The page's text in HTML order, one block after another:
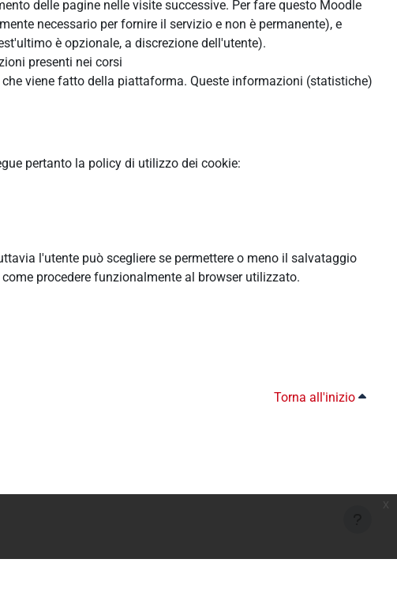
delle pagine nelle visite successive. Per fare questo Moodle
necessario per fornire il servizio e non è permanente), e
è opzionale, a discrezione dell'utente).
presenti nei corsi
viene fatto della piattaforma. Queste informazioni (statistiche)
pertanto la policy di utilizzo dei cookie:
l'utente può scegliere se permettere o meno il salvataggio
procedere funzionalmente al browser utilizzato.
Torna all'inizio